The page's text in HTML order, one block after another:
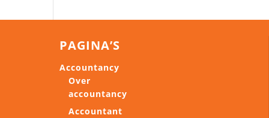
PAGINA’S
Accountancy
Over
accountancy
Accountant